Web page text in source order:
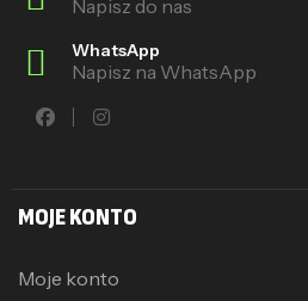
Napisz do nas
WhatsApp
Napisz na WhatsApp
MOJE KONTO
Moje konto